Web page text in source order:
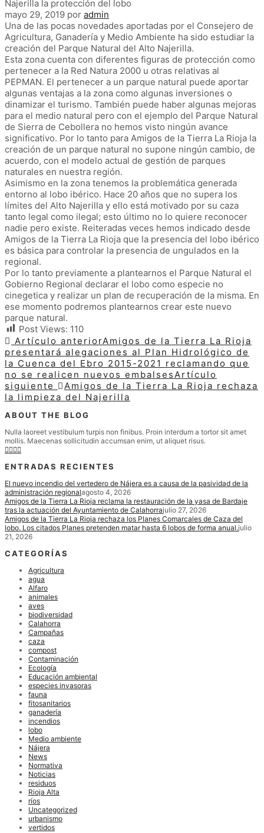
Najerilla la protección del lobo
mayo 29, 2019 por admin
Una de las pocas novedades aportadas por el Consejero de
Agricultura, Ganadería y Medio Ambiente ha sido estudiar la
creación del Parque Natural del Alto Najerilla.
Esta zona cuenta con diferentes figuras de protección como
pertenecer a la Red Natura 2000 u otras relativas al
PEPMAN. El pertenecer a un parque natural puede aportar
algunas ventajas a la zona como algunas inversiones o
dinamizar el turismo. También puede haber algunas mejoras
para el medio natural pero con el ejemplo del Parque Natural
de Sierra de Cebollera no hemos visto ningún avance
significativo. Por lo tanto para Amigos de la Tierra La Rioja la
creación de un parque natural no supone ningún cambio, de
acuerdo, con el modelo actual de gestión de parques
naturales en nuestra región.
Asimismo en la zona tenemos la problemática generada
entorno al lobo ibérico. Hace 20 años que no supera los
límites del Alto Najerilla y ello está motivado por su caza
tanto legal como ilegal; esto último no lo quiere reconocer
nadie pero existe. Reiteradas veces hemos indicado desde
Amigos de la Tierra La Rioja que la presencia del lobo ibérico
es básica para controlar la presencia de ungulados en la
regional.
Por lo tanto previamente a plantearnos el Parque Natural el
Gobierno Regional declarar el lobo como especie no
cinegetica y realizar un plan de recuperación de la misma. En
ese momento podremos plantearnos crear este nuevo
parque natural.
Post Views: 110
Artículo anteriorAmigos de la Tierra La Rioja
presentará alegaciones al Plan Hidrológico de
la Cuenca del Ebro 2015-2021 reclamando que
no se realicen nuevos embalsesArtículo
siguiente
Amigos de la Tierra La Rioja rechaza
la limpieza del Najerilla
ABOUT THE BLOG
Nulla laoreet vestibulum turpis non finibus. Proin interdum a tortor sit amet
mollis. Maecenas sollicitudin accumsan enim, ut aliquet risus.
ENTRADAS RECIENTES
El nuevo incendio del vertedero de Nájera es a causa de la pasividad de la
administración regionalagosto 4, 2026
Amigos de la Tierra La Rioja reclama la restauración de la yasa de Bardaje
tras la actuación del Ayuntamiento de Calahorrajulio 27, 2026
Amigos de la Tierra La Rioja rechaza los Planes Comarcales de Caza del
lobo. Los citados Planes pretenden matar hasta 6 lobos de forma anual.julio
21, 2026
CATEGORÍAS
Agricultura
agua
Alfaro
animales
aves
biodiversidad
Calahorra
Campañas
caza
compost
Contaminación
Ecología
Educación ambiental
especies invasoras
fauna
fitosanitarios
ganadería
incendios
lobo
Medio ambiente
Nájera
News
Normativa
Noticias
residuos
Rioja Alta
ríos
Uncategorized
urbanismo
vertidos